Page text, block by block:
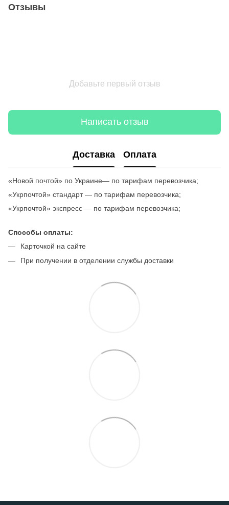
Отзывы
Добавьте первый отзыв
Написать отзыв
Доставка Оплата
«Новой почтой» по Украине— по тарифам перевозчика;
«Укрпочтой» стандарт — по тарифам перевозчика;
«Укрпочтой» экспресс — по тарифам перевозчика;
Способы оплаты:
Карточкой на сайте
При получении в отделении службы доставки